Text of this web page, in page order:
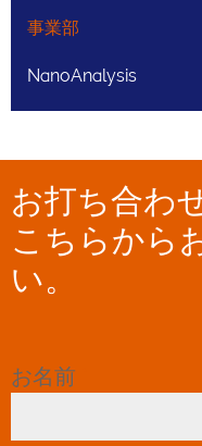
事業部
NanoAnalysis
お打ち合わ
こちらから
い。
お名前